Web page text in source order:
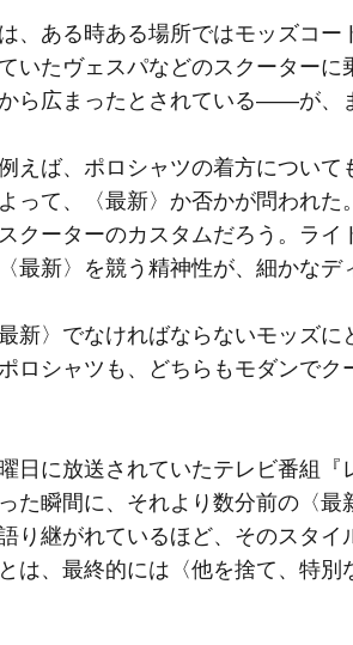
、ある時ある場所ではモッズコ
いたヴェスパなどのスクーター
ら広まったとされている――が、
えば、ポロシャツの着方について
って、〈最新〉か否かが問われ
クーターのカスタムだろう。ラ
最新〉を競う精神性が、細かなデ
新〉でなければならないモッズに
ロシャツも、どちらもモダンで
日に放送されていたテレビ番組『
た瞬間に、それより数分前の〈
り継がれているほど、そのスタ
は、最終的には〈他を捨て、特別